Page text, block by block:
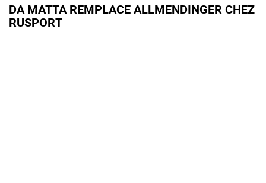
DA MATTA REMPLACE ALLMENDINGER CHEZ
RUSPORT